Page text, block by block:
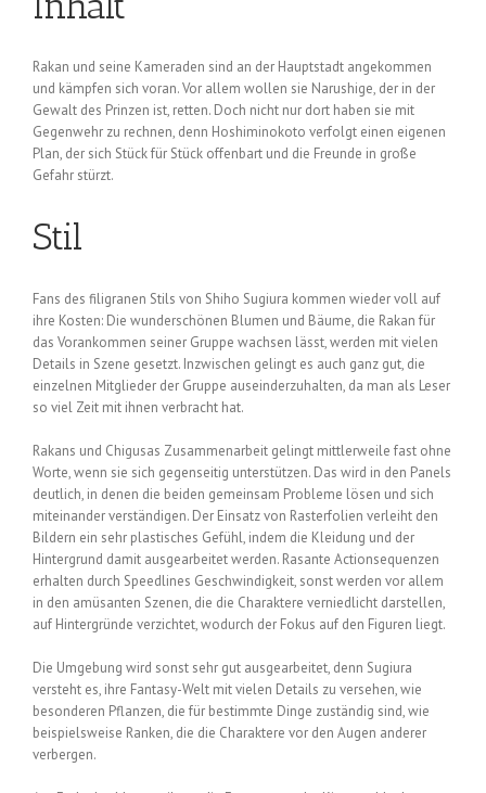
Rakan und seine Kameraden sind an der Hauptstadt angekommen
und kämpfen sich voran. Vor allem wollen sie Narushige, der in der
Gewalt des Prinzen ist, retten. Doch nicht nur dort haben sie mit
Gegenwehr zu rechnen, denn Hoshiminokoto verfolgt einen eigenen
Plan, der sich Stück für Stück offenbart und die Freunde in große
Gefahr stürzt.
Stil
Fans des filigranen Stils von Shiho Sugiura kommen wieder voll auf
ihre Kosten: Die wunderschönen Blumen und Bäume, die Rakan für
das Vorankommen seiner Gruppe wachsen lässt, werden mit vielen
Details in Szene gesetzt. Inzwischen gelingt es auch ganz gut, die
einzelnen Mitglieder der Gruppe auseinderzuhalten, da man als Leser
so viel Zeit mit ihnen verbracht hat.
Rakans und Chigusas Zusammenarbeit gelingt mittlerweile fast ohne
Worte, wenn sie sich gegenseitig unterstützen. Das wird in den Panels
deutlich, in denen die beiden gemeinsam Probleme lösen und sich
miteinander verständigen. Der Einsatz von Rasterfolien verleiht den
Bildern ein sehr plastisches Gefühl, indem die Kleidung und der
Hintergrund damit ausgearbeitet werden. Rasante Actionsequenzen
erhalten durch Speedlines Geschwindigkeit, sonst werden vor allem
in den amüsanten Szenen, die die Charaktere verniedlicht darstellen,
auf Hintergründe verzichtet, wodurch der Fokus auf den Figuren liegt.
Die Umgebung wird sonst sehr gut ausgearbeitet, denn Sugiura
versteht es, ihre Fantasy-Welt mit vielen Details zu versehen, wie
besonderen Pflanzen, die für bestimmte Dinge zuständig sind, wie
beispielsweise Ranken, die die Charaktere vor den Augen anderer
verbergen.